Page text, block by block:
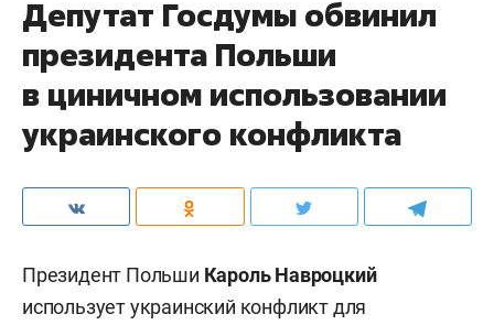
Депутат Госдумы обвинил
президента Польши
в циничном использовании
украинского конфликта
Президент Польши Кароль Навроцкий
использует украинский конфликт для